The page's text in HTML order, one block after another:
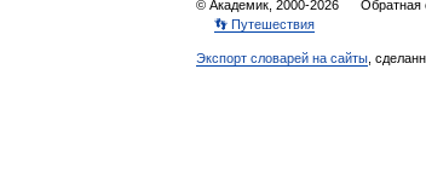
© Академик, 2000-2026 Обратная
👣 Путешествия
Экспорт словарей на сайты ,